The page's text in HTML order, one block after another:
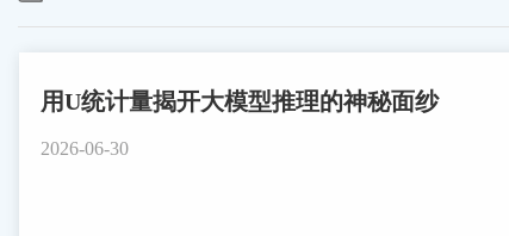
用U统计量揭开大模型推理的神秘面纱
2026-06-30